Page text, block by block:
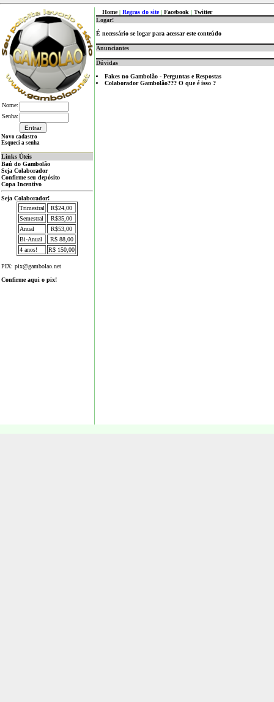
Nome:
Senha:
Novo cadastro
Esqueci a senha
Links Úteis
Baú do Gambolão
Seja Colaborador
Confirme seu depósito
Copa Incentivo
Seja Colaborador!
Trimestral
R$24,00
Semestral
R$35,00
Anual
R$53,00
Bi-Anual
R$ 88,00
4 anos!
R$ 150,00
PIX: pix@gambolao.net
Confirme aqui o pix!
Home| Regras do site| Facebook | Twitter
Logar!
É necessário se logar para acessar este conteúdo
Anunciantes
Dúvidas
Fakes no Gambolão - Perguntas e Respostas
Colaborador Gambolão??? O que é isso ?